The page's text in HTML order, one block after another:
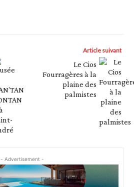
Article suivant
Le Cios
Fourragères à la
plaine des
palmistes
- Advertisement -